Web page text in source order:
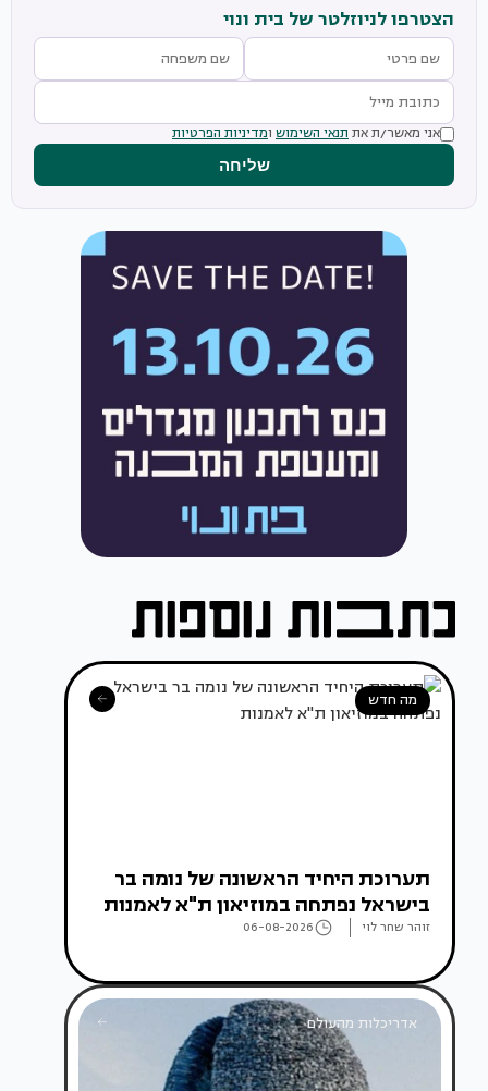
הצטרפו לניוזלטר של בית ונוי
אני מאשר/ת את תנאי השימוש ומדיניות הפרטיות
שליחה
מה חדש
תערוכת היחיד הראשונה של נומה בר
בישראל נפתחה במוזיאון ת"א לאמנות
זוהר שחר לוי 06-08-2026
אדריכלות מהעולם